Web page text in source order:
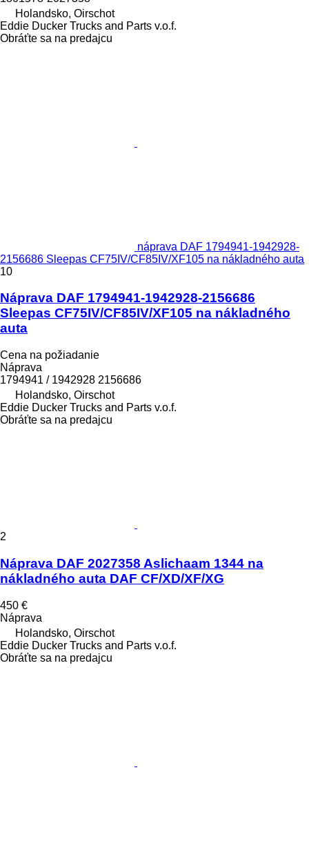
Holandsko, Oirschot
Eddie Ducker Trucks and Parts v.o.f.
Obráťte sa na predajcu
náprava DAF 1794941-1942928-
2156686 Sleepas CF75IV/CF85IV/XF105 na nákladného auta
10
Náprava DAF 1794941-1942928-2156686
Sleepas CF75IV/CF85IV/XF105 na nákladného
auta
Cena na požiadanie
Náprava
1794941 / 1942928 2156686
Holandsko, Oirschot
Eddie Ducker Trucks and Parts v.o.f.
Obráťte sa na predajcu
2
Náprava DAF 2027358 Aslichaam 1344 na
nákladného auta DAF CF/XD/XF/XG
450 €
Náprava
Holandsko, Oirschot
Eddie Ducker Trucks and Parts v.o.f.
Obráťte sa na predajcu